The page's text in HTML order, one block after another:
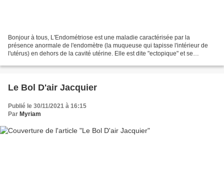
Bonjour à tous, L'Endométriose est une maladie caractérisée par la
présence anormale de l'endomètre (la muqueuse qui tapisse l'intérieur de
l'utérus) en dehors de la cavité utérine. Elle est dite "ectopique" et se
Le Bol D'air Jacquier
Publié le 30/11/2021 à 16:15
Par Myriam